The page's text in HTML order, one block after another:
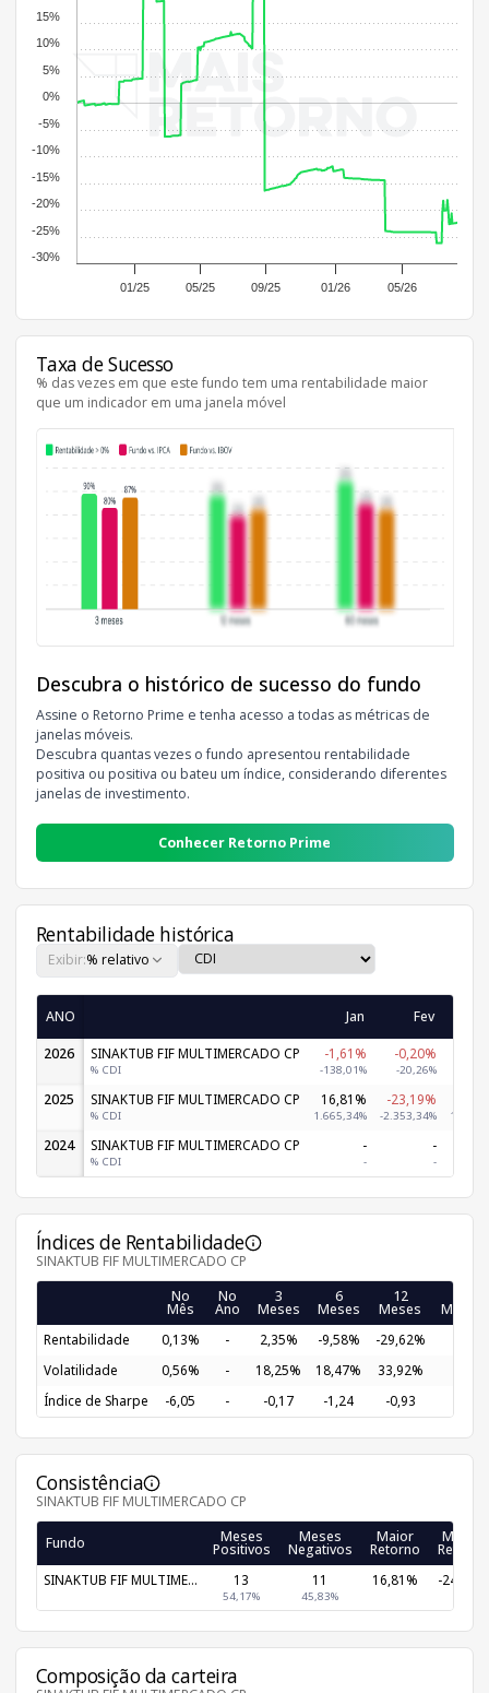
01/25 05/25 09/25 01/26 05/26
-30%
-25%
-20%
-15%
-10%
-5%
0%
5%
10%
15%
Taxa de Sucesso
% das vezes em que este fundo tem uma rentabilidade maior
que um indicador em uma janela móvel
Descubra o histórico de sucesso do fundo
Assine o Retorno Prime e tenha acesso a todas as métricas de
janelas móveis.
Descubra quantas vezes o fundo apresentou rentabilidade
positiva ou positiva ou bateu um índice, considerando diferentes
janelas de investimento.
Conhecer Retorno Prime
Rentabilidade histórica
Exibir:% relativo
ANO Jan Fev
2026
SINAKTUB FIF MULTIMERCADO CP
% CDI
-1,61%
-138,01%
-0,20%
-20,26%
2025 SINAKTUB FIF MULTIMERCADO CP
% CDI
16,81%
1.665,34%
-23,19%
-2.353,34%
2024 SINAKTUB FIF MULTIMERCADO CP
% CDI
-
-
-
-
Índices de Rentabilidade
SINAKTUB FIF MULTIMERCADO CP
No
Mês
No
Ano
3
Meses
6
Meses
12
Meses Meses
Rentabilidade 0,13% - 2,35% -9,58% -29,62%
Volatilidade
0,56% - 18,25% 18,47% 33,92%
Índice de Sharpe
-6,05 - -0,17 -1,24 -0,93
Consistência
SINAKTUB FIF MULTIMERCADO CP
Fundo Meses
Positivos
Meses
Negativos
Maior
Retorno
Menor
Retorno
SINAKTUB FIF MULTIME... 13
54,17%
11
45,83%
16,81% -24,85%
Composição da carteira